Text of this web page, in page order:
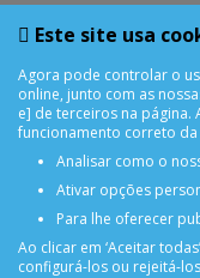
1 2 3
Este site usa
Agora pode controlar o
online, junto com as
e] de terceiros na página.
funcionamento correto
Analisar como o
Ativar opções
Para lhe oferecer
Ao clicar em ‘Aceitar
configurá-los ou rejeitá-